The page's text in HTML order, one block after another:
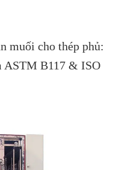
muối cho thép phủ:
ASTM B117 & ISO